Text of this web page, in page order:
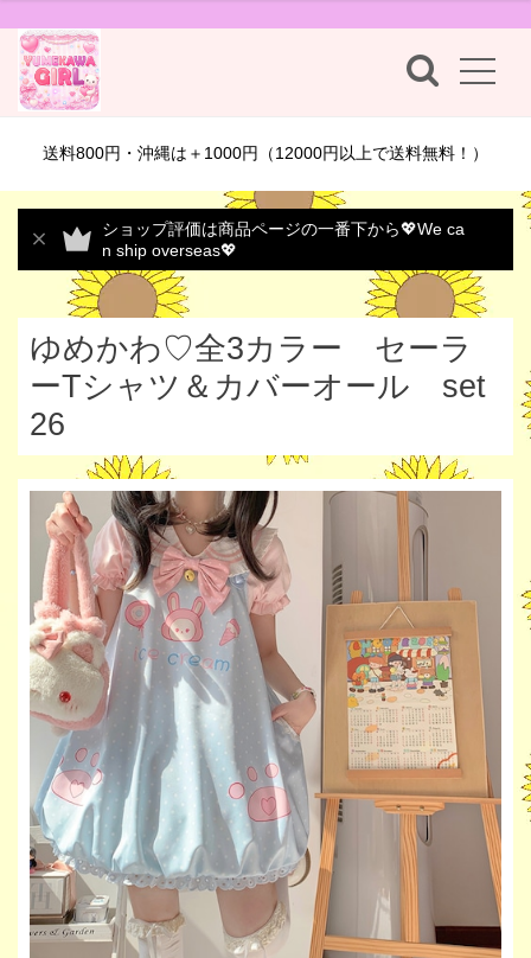
送料800円・沖縄は＋1000円（12000円以上で送料無料！）
ショップ評価は商品ページの一番下から💖We ca
n ship overseas💖
ゆめかわ♡全3カラー セーラ
ーTシャツ＆カバーオール set
26